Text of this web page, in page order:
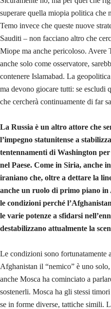
superare quella miopia politica che
Temo invece che queste nuove
Sauditi – non facciano altro che
Miope ma anche pericoloso. Avere
anche solo come osservatore,
contenere Islamabad. La
ma devono giocare tutti: se escludi
che cercherà continuamente di far
La Russia è un altro attore che
l’impegno statunitense a
tentennamenti di Washington
nel Paese. Come in Siria, anche
iraniano che, oltre a dettare la
anche un ruolo di primo piano in
le condizioni perché
le varie potenze a sfidarsi
destabilizzano attualmente la
Le condizioni sono fortunatamente
Afghanistan il “nemico” è uno
anche Mosca ha cominciato a
sostenerli. Mosca ha gli stessi
se in forme diverse, tattiche simili.